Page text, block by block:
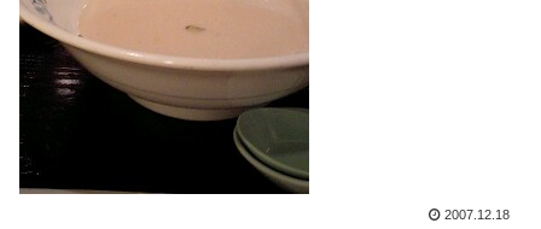
2007.12.18